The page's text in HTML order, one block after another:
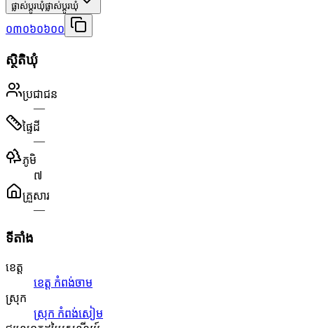
ផ្លាស់ប្តូរឃុំផ្លាស់ប្តូរឃុំ
០៣០៦០៦០០
ស្ថិតិឃុំ
ប្រជាជន
—
ផ្ទៃដី
—
ភូមិ
៧
គ្រួសារ
—
ទីតាំង
ខេត្ត
ខេត្ត កំពង់ចាម
ស្រុក
ស្រុក កំពង់សៀម